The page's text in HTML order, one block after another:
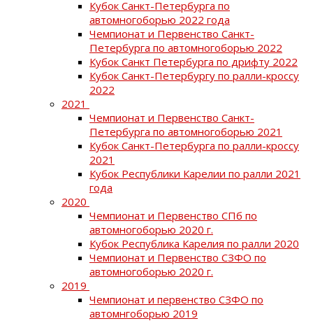
Кубок Санкт-Петербурга по
автомногоборью 2022 года
Чемпионат и Первенство Санкт-
Петербурга по автомногоборью 2022
Кубок Санкт Петербурга по дрифту 2022
Кубок Санкт-Петербургу по ралли-кроссу
2022
2021
Чемпионат и Первенство Санкт-
Петербурга по автомногоборью 2021
Кубок Санкт-Петербурга по ралли-кроссу
2021
Кубок Республики Карелии по ралли 2021
года
2020
Чемпионат и Первенство СПб по
автомногоборью 2020 г.
Кубок Республика Карелия по ралли 2020
Чемпионат и Первенство СЗФО по
автомногоборью 2020 г.
2019
Чемпионат и первенство СЗФО по
автомнгоборью 2019